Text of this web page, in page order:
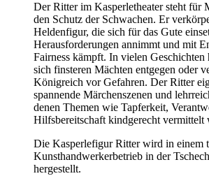
Der Ritter im Kasperletheater steht für
den Schutz der Schwachen. Er
Heldenfigur, die sich für das Gute
Herausforderungen annimmt und mit
Fairness kämpft. In vielen
sich finsteren Mächten entgegen oder
Königreich vor Gefahren. Der Ritter
spannende Märchenszenen und
denen Themen wie Tapferkeit,
Hilfsbereitschaft kindgerecht vermittelt
Die Kasperlefigur Ritter wird in einem
Kunsthandwerkerbetrieb in der
hergestellt.